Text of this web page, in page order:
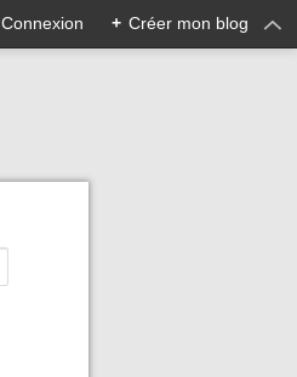
Connexion + Créer mon blog